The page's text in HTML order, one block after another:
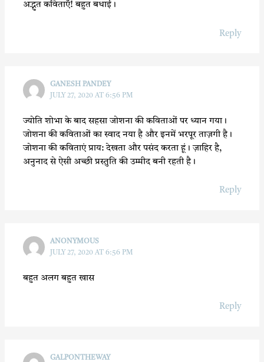
अद्भुत कविताएँ! बहुत बधाई।
Reply
GANESH PANDEY
JULY 27, 2020 AT 6:56 PM
ज्योति शोभा के बाद सहसा जोशना की कविताओं पर ध्यान गया।
जोशना की कविताओं का स्वाद नया है और इनमें भरपूर ताज़गी है।
जोशना की कविताएं प्राय: देखता और पसंद करता हूं। ज़ाहिर है,
अनुनाद से ऐसी अच्छी प्रस्तुति की उम्मीद बनी रहती है।
Reply
ANONYMOUS
JULY 27, 2020 AT 6:56 PM
बहुत अलग बहुत खास
Reply
GALPONTHEWAY